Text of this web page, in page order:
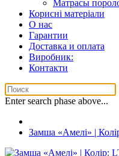
Матрасы
Корисні матеріали
О нас
Гарантии
Доставка и оплата
Виробник:
Контакти
Enter search phase above...
Замша «Амелі» |